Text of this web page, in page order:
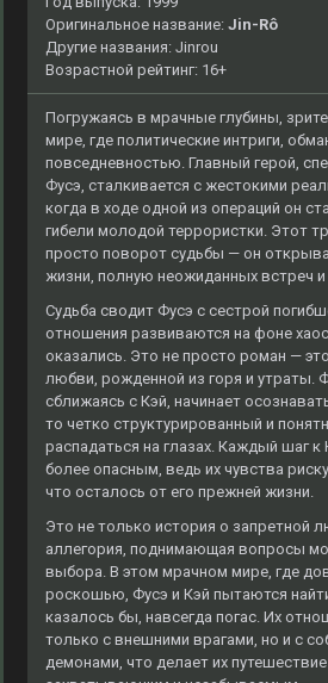
Оригинальное название: Jin-Rô
Другие названия: Jinrou
Возрастной рейтинг: 16+
Погружаясь в мрачные глубины,
мире, где политические интриги,
повседневностью. Главный герой,
Фусэ, сталкивается с жестокими
когда в ходе одной из операций он
гибели молодой террористки. Этот
просто поворот судьбы — он
жизни, полную неожиданных встреч
Судьба сводит Фусэ с сестрой
отношения развиваются на фоне
оказались. Это не просто роман —
любви, рожденной из горя и утраты.
сближаясь с Кэй, начинает
то четко структурированный и
распадаться на глазах. Каждый шаг к
более опасным, ведь их чувства
что осталось от его прежней жизни.
Это не только история о запретной
аллегория, поднимающая вопросы
выбора. В этом мрачном мире, где
роскошью, Фусэ и Кэй пытаются
казалось бы, навсегда погас. Их
только с внешними врагами, но и с
демонами, что делает их